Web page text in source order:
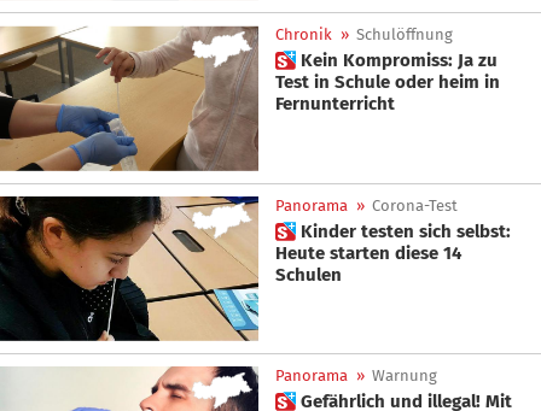
Chronik » Schulöffnung
 Kein Kompromiss: Ja zu
Test in Schule oder heim in
Fernunterricht
Panorama » Corona-Test
 Kinder testen sich selbst:
Heute starten diese 14
Schulen
Panorama » Warnung
 Gefährlich und illegal! Mit